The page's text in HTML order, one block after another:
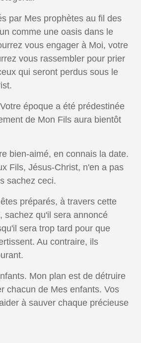
par Mes prophètes au fil des
comme une oasis dans le
vous engager à Moi, votre
vous rassembler pour prier
qui seront perdus sous le
époque a été prédestinée
de Mon Fils aura bientôt
bien-aimé, en connais la date.
Fils, Jésus-Christ, n'en a pas
sachez ceci.
préparés, à travers cette
sachez qu'il sera annoncé
sera trop tard pour que
Au contraire, ils
Mon plan est de détruire
chacun de Mes enfants. Vos
à sauver chaque précieuse